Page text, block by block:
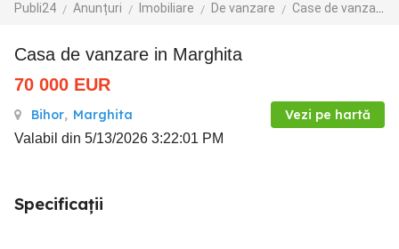
Publi24 Anunțuri Imobiliare De vanzare Case de vanzare
Casa de vanzare in Marghita
70 000 EUR
Bihor, Marghita Vezi pe hartă
Valabil din 5/13/2026 3:22:01 PM
Specificații